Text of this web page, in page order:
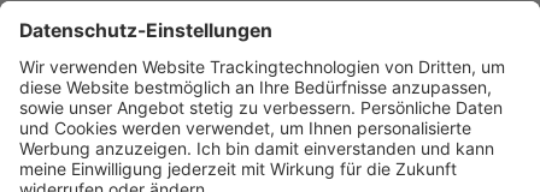
(08233) 38 11 23
service@forum-verlag.com
Mo-Do 07:30 - 17:00 Uhr
Fr 07:30 - 15:00 Uhr
Folgen Sie uns